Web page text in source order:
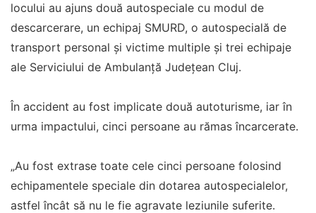
locului au ajuns două autospeciale cu modul de
descarcerare, un echipaj SMURD, o autospecială de
transport personal și victime multiple și trei echipaje
ale Serviciului de Ambulanță Județean Cluj.
În accident au fost implicate două autoturisme, iar în
urma impactului, cinci persoane au rămas încarcerate.
„Au fost extrase toate cele cinci persoane folosind
echipamentele speciale din dotarea autospecialelor,
astfel încât să nu le fie agravate leziunile suferite.